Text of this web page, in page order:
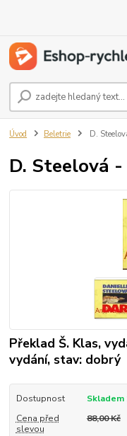
Úvod Beletrie D.
D. Steelová
Překlad Š. Klas,
vydání, stav: dobrý
Dostupnost
Skladem
Cena před
slevou
88,00 Kč